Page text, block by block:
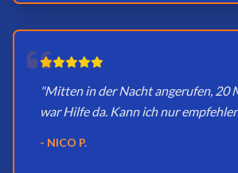
"Mitten in der Nacht angerufen, 20
war Hilfe da. Kann ich nur
- NICO P.